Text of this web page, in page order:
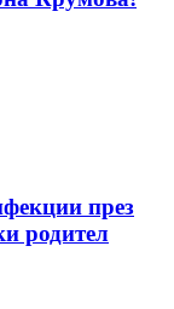
през
родител